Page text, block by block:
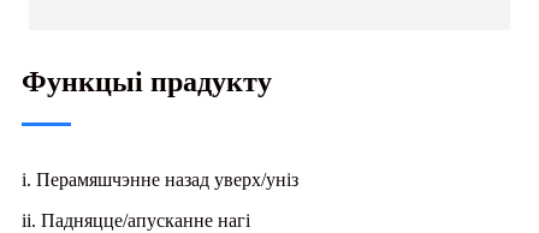
Функцыі прадукту
i. Перамяшчэнне назад уверх/уніз
ii. Падняцце/апусканне нагі